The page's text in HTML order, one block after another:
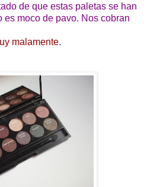
de que estas paletas se han
es moco de pavo. Nos cobran
malamente.